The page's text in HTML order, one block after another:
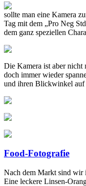
sollte man eine Kamera
Tag mit dem „Pro Neg
dem ganz speziellen
Die Kamera ist aber nicht
doch immer wieder
und ihren Blickwinkel auf
Food-Fotografie
Nach dem Markt sind wir
Eine leckere Linsen-